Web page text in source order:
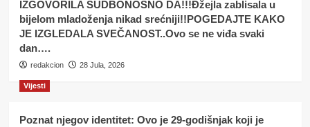
IZGOVORILA SUDBONOSNO DA!!!Đžejla zablisala u
bijelom mladoženja nikad srećniji!!POGEDAJTE KAKO
JE IZGLEDALA SVEČANOST..Ovo se ne viđa svaki
dan….
redakcion 28 Jula, 2026
Vijesti
Poznat njegov identitet: Ovo je 29-godišnjak koji je